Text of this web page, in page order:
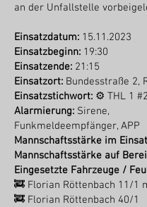
an der Unfallstelle
Einsatzdatum: 15.11.2023
Einsatzbeginn: 19:30
Einsatzende: 21:15
Einsatzort: Bundesstraße 2,
Einsatzstichwort: ⚙ THL 1
Alarmierung: Sirene,
Funkmeldeempfänger, APP
Mannschaftsstärke im
Mannschaftsstärke auf
Eingesetzte Fahrzeuge /
🚒 Florian Röttenbach 11/1
🚒 Florian Röttenbach 40/1